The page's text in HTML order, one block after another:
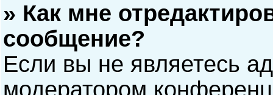
» Как мне
сообщение?
Если вы не являетесь
модератором